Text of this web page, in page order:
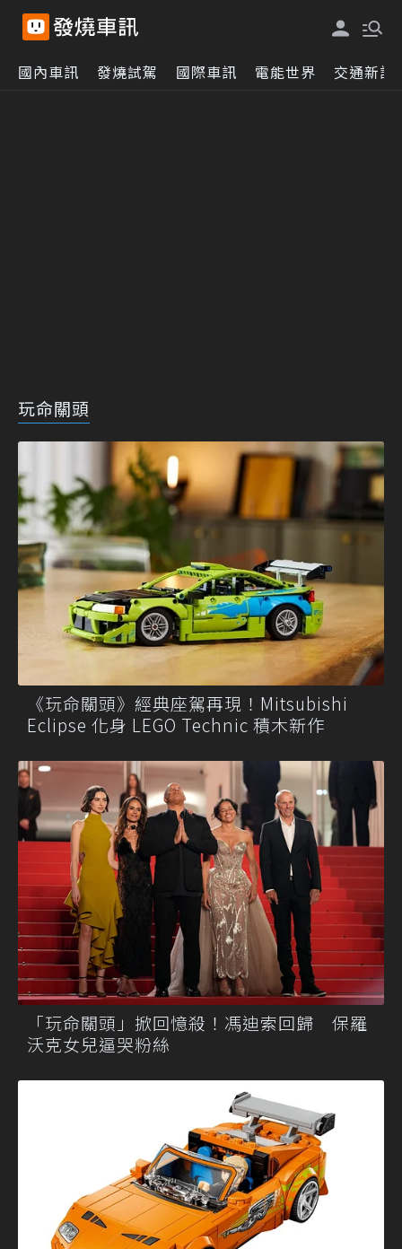
國內車訊 發燒試駕 國際車訊 電能世界 交通新訊
玩命關頭
《玩命關頭》經典座駕再現！Mitsubishi
Eclipse 化身 LEGO Technic 積木新作
「玩命關頭」掀回憶殺！馮迪索回歸 保羅
沃克女兒逼哭粉絲